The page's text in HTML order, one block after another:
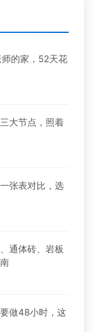
的家，52天花
大节点，照着
张表对比，选
通体砖、岩板
做48小时，这